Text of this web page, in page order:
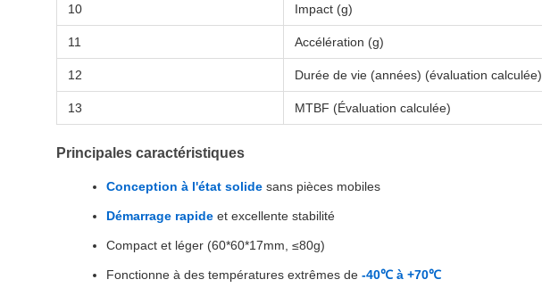
10 Impact (g)
11 Accélération (g)
12 Durée de vie (années) (évaluation calculée)
13 MTBF (Évaluation calculée)
Principales caractéristiques
Conception à l'état solide sans pièces mobiles
Démarrage rapide et excellente stabilité
Compact et léger (60*60*17mm, ≤80g)
Fonctionne à des températures extrêmes de -40℃ à +70℃